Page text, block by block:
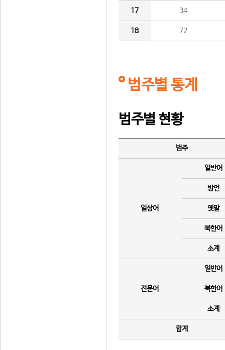
17 34
18 72
범주별 통계
범주별 현황
범주
일상어
일반어
방언
옛말
북한어
소계
전문어
일반어
북한어
소계
합계